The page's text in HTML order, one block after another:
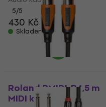
5/5
430 Kč
Skladem
Roland RMIDI-B 1,5 m
MIDI kabel